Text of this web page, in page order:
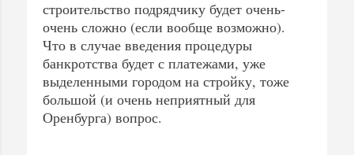
строительство подрядчику будет очень-
очень сложно (если вообще возможно).
Что в случае введения процедуры
банкротства будет с платежами, уже
выделенными городом на стройку, тоже
большой (и очень неприятный для
Оренбурга) вопрос.